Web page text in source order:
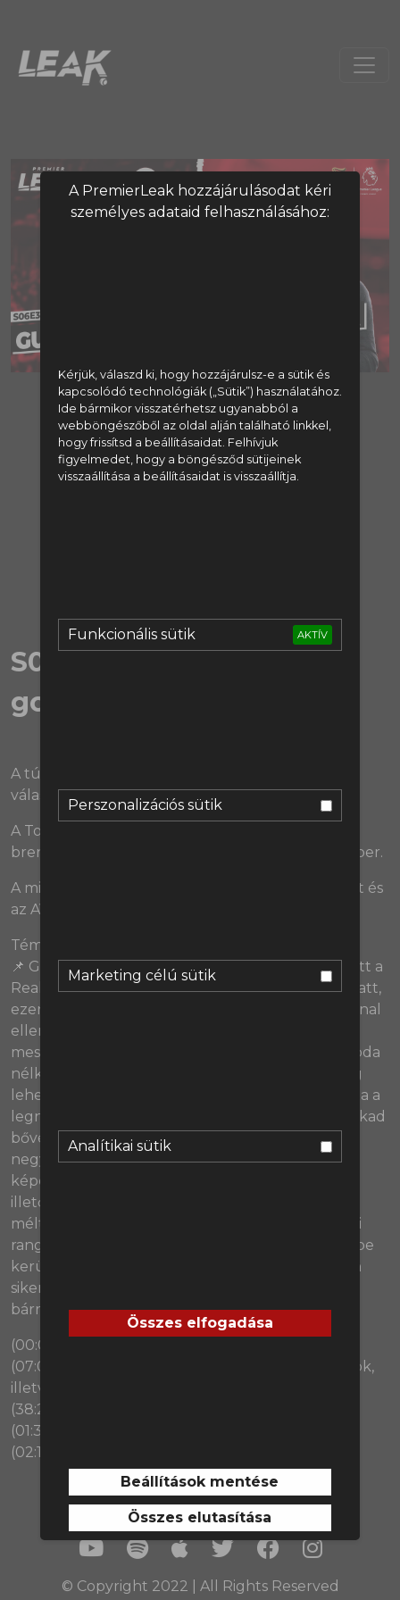
A PremierLeak hozzájárulásodat kéri
személyes adataid felhasználásához:
Kérjük, válaszd ki, hogy hozzájárulsz-e a sütik és
kapcsolódó technológiák („Sütik”) használatához.
Ide bármikor visszatérhetsz ugyanabból a
webböngészőből az oldal alján található linkkel,
hogy frissítsd a beállításaidat. Felhívjuk
figyelmedet, hogy a böngésződ sütijeinek
visszaállítása a beállításaidat is visszaállítja.
Funkcionális sütik AKTÍV
Perszonalizációs sütik
Marketing célú sütik
Analítikai sütik
Összes elfogadása
Beállítások mentése
Összes elutasítása
A tartalom megtekintéséhez
regisztrálj:
Regisztráció
S06E31 | Guardiola ezt jól
gondolta
A túlgondolást és a masterclasst csak egy hajszál
választja el!
A Tourette-percekben: Salah búcsúja, a bátor
brentfordi játékosok, illetve a hazafias Steve Cooper.
A mikrofonokat és podcast keverőnket a Relacart és
az AV365.hu biztosította.
Témák:
📌 Guardiolának rendesen magyarázkodnia kellett a
Real Madrid és a West Ham elleni meccstervei miatt,
ezen pedig annyira felhúzta magát, hogy az Arsenal
elleni Ligakupa döntőben villantott egy
mesterkurzust. A Manchester City labdával és labda
nélkül is az ellenfele fölé nőtt, Mikel Arteta pedig
lehet, hogy nem Kepa csapatba állításánál hibázta a
legnagyobbat. Hiba pedig most a Chelsea-nél is akad
bőven: a Kékek az Everton ellen zsinórban már a
negyedik vereségüket szenvedték el, és a nagy
képet nézve hiába nincs katasztrófa a játékot
illetően, Roseniornak egyre komolyabb, olykor
méltatlan kritikákkal kell szembenéznie. A kiesési
rangadón még az eddiginél is nehezebb helyzetbe
került a Spurs: a Nottingham Forest ellen otthon
sikerült benyelni egy hármast. Lehet itt még
bármiben reménykedni?
(00:00) Peet el mert jönni!
(07:02) Salah búcsúja, a bátor brentfordi játékosok,
illetve a hazafias Steve Cooper
(38:21) Ligakupa-döntő
(01:37:50) Megvédjük LinkedIn Liamet
(02:18:20) a Forest nyerte a kiesési rangadót
© Copyright 2022 | All Rights Reserved